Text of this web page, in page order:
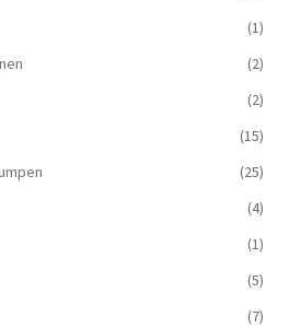
(1)
(2)
(2)
(15)
(25)
(4)
(1)
(5)
(7)